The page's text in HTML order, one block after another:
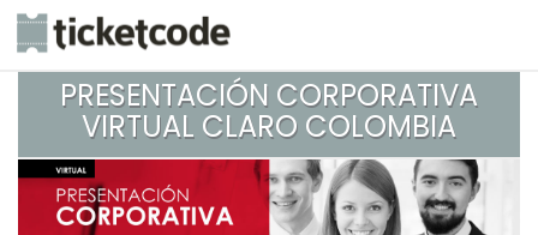
PRESENTACIÓN CORPORATIVA
VIRTUAL CLARO COLOMBIA